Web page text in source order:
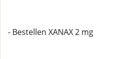
- Bestellen XANAX 2 mg